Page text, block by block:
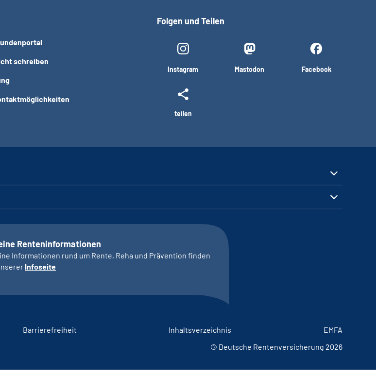
schreiben
Folgen und Teilen
Instagram Mastodon Facebook
teilen
Renteninformationen
Informationen rund um Rente, Reha und Prävention finden
Infoseite
Barrierefreiheit Inhaltsverzeichnis
EMFA
© Deutsche Rentenversicherung 2026